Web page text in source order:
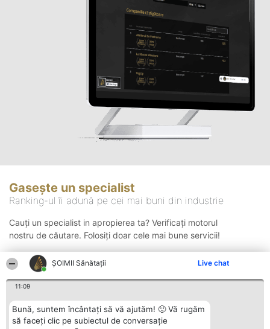
ŞOIMII Sănătații Live chat
11:09
Bună, suntem încântați să vă ajutăm! 🙂 Vă rugăm
să faceți clic pe subiectul de conversație
Gasește un specialist
Ranking-ul îi adună pe cei mai buni din industrie
Cauți un specialist in apropierea ta? Verificați motorul
nostru de căutare. Folosiți doar cele mai bune servicii!